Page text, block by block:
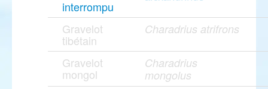
interrompu
Gravelot
tibétain
Charadrius atrifrons
Gravelot
mongol
Charadrius
mongolus